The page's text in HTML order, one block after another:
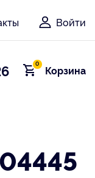
Войти
Корзина
0